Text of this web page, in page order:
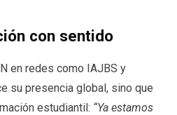
con sentido
en redes como IAJBS y
su presencia global, sino que
estudiantil: “Ya estamos